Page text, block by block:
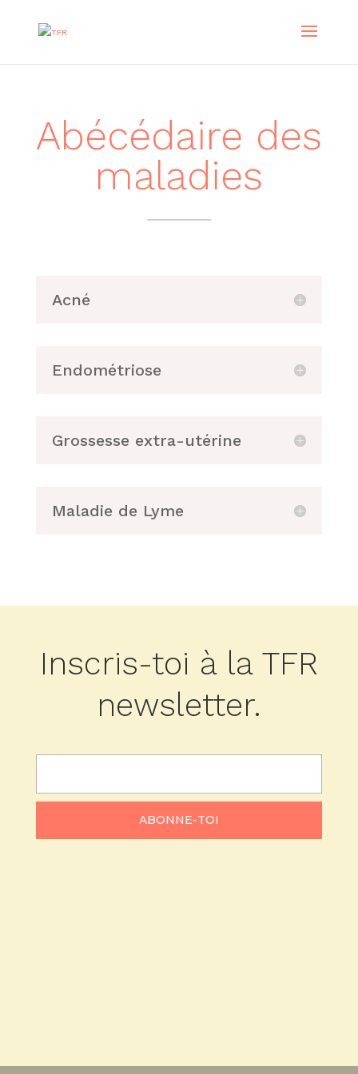
Abécédaire des
maladies
Acné
Endométriose
Grossesse extra-utérine
Maladie de Lyme
Inscris-toi à la TFR
newsletter.
ABONNE-TOI